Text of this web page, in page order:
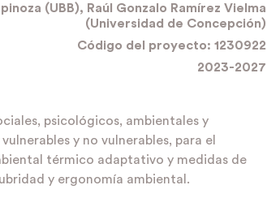
(UBB), Raúl Gonzalo Ramírez Vielma
(Universidad de Concepción)
Código del proyecto: 1230922
2023-2027
psicológicos, ambientales y
y no vulnerables, para el
térmico adaptativo y medidas de
y ergonomía ambiental.